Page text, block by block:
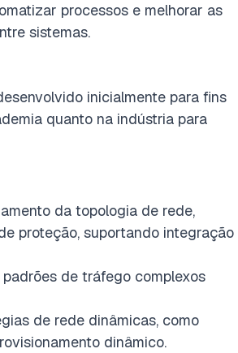
processos e melhorar as
sistemas.
inicialmente para fins
quanto na indústria para
da topologia de rede,
proteção, suportando integração
de tráfego complexos
de rede dinâmicas, como
dinâmico.